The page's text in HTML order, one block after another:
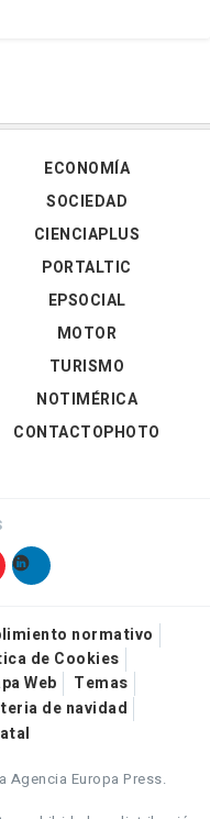
ECONOMÍA
SOCIEDAD
CIENCIAPLUS
PORTALTIC
EPSOCIAL
MOTOR
TURISMO
NOTIMÉRICA
CONTACTOPHOTO
normativo
de Cookies
Web
Temas
de navidad
Agencia Europa Press.